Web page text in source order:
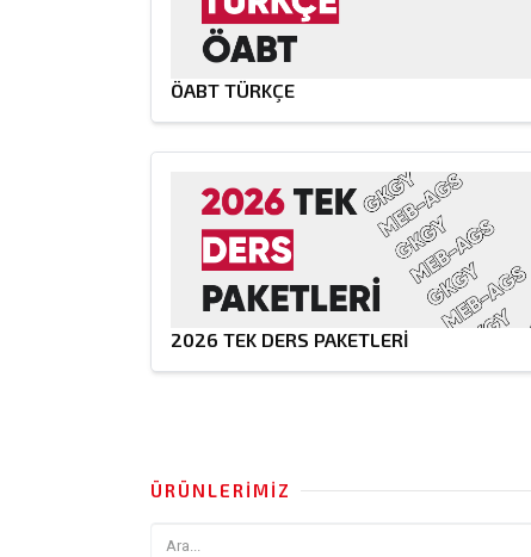
ÖABT TÜRKÇE
2026 TEK DERS PAKETLERİ
ÜRÜNLERIMIZ